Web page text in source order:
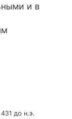
и в
431 до н.э.